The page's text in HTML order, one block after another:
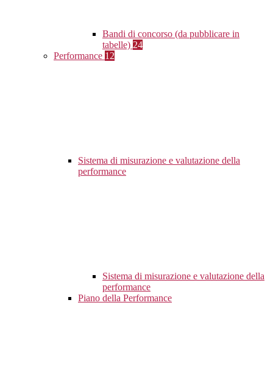
Bandi di concorso (da pubblicare in
tabelle) 24
Performance 12
Sistema di misurazione e valutazione della
performance
Sistema di misurazione e valutazione della
performance
Piano della Performance